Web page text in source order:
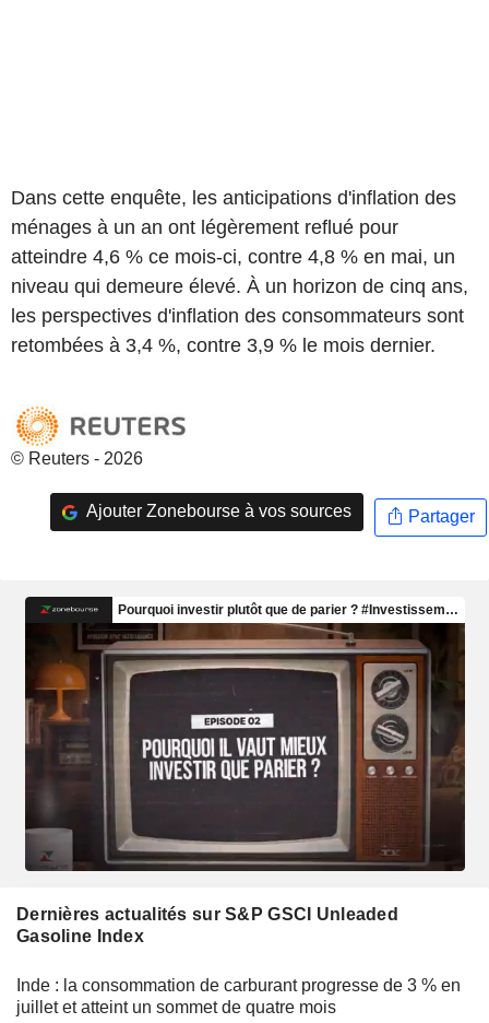
Dans cette enquête, les anticipations d'inflation des
ménages à un an ont légèrement reflué pour
atteindre 4,6 % ce mois-ci, contre 4,8 % en mai, un
niveau qui demeure élevé. À un horizon de cinq ans,
les perspectives d'inflation des consommateurs sont
retombées à 3,4 %, contre 3,9 % le mois dernier.
© Reuters - 2026
Ajouter Zonebourse à vos sources Partager
Dernières actualités sur S&P GSCI Unleaded
Gasoline Index
Inde : la consommation de carburant progresse de 3 % en
juillet et atteint un sommet de quatre mois